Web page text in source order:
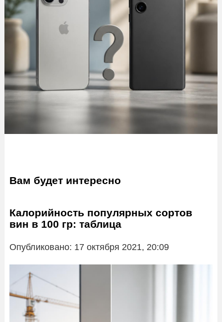
Вам будет интересно
Калорийность популярных сортов
вин в 100 гр: таблица
Опубликовано: 17 октября 2021, 20:09